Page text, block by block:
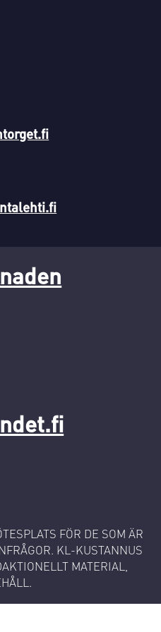
FÖR DE SOM ÄR
KL-KUSTANNUS
MATERIAL,